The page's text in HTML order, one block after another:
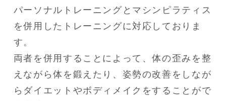
パーソナルトレーニングとマシンピラティス
を併用したトレーニングに対応しておりま
す。
両者を併用することによって、体の歪みを整
えながら体を鍛えたり、姿勢の改善をしなが
らダイエットやボディメイクをすることがで